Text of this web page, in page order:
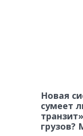
Новая
сумеет
грузов?